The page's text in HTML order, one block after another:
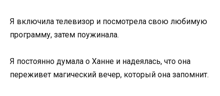
Я включила телевизор и посмотрела свою любимую
программу, затем поужинала.
Я постоянно думала о Ханне и надеялась, что она
переживет магический вечер, который она запомнит.